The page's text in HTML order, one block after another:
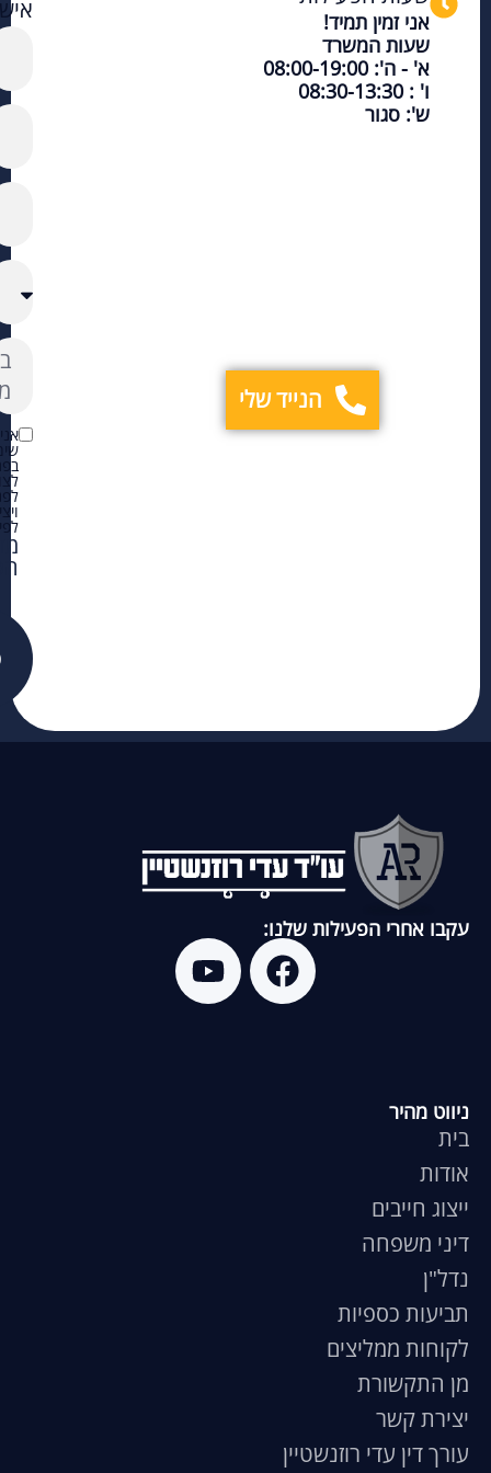
אני זמין תמיד!
שעות המשרד
א' - ה': 08:00-19:00
ו' : 08:30-13:30
ש': סגור
לפי
עקבו אחרי הפעילות שלנו:
ניווט מהיר
בית
אודות
ייצוג חייבים
דיני משפחה
נדל"ן
תביעות כספיות
לקוחות ממליצים
מן התקשורת
יצירת קשר
עורך דין עדי רוזנשטיין
הנייד שלי